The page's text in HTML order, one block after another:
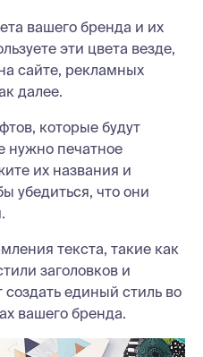
вашего бренда и их
эти цвета везде,
сайте, рекламных
далее.
которые будут
нужно печатное
их названия и
убедиться, что они
текста, такие как
заголовков и
единый стиль во
вашего бренда.